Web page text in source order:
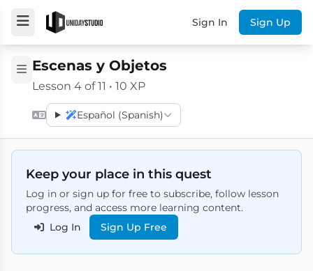
Sign In Sign Up
Escenas y Objetos
Lesson 4 of 11 • 10 XP
Español (Spanish)
Keep your place in this quest
Log in or sign up for free to subscribe, follow lesson
progress, and access more learning content.
Log In
Sign Up Free